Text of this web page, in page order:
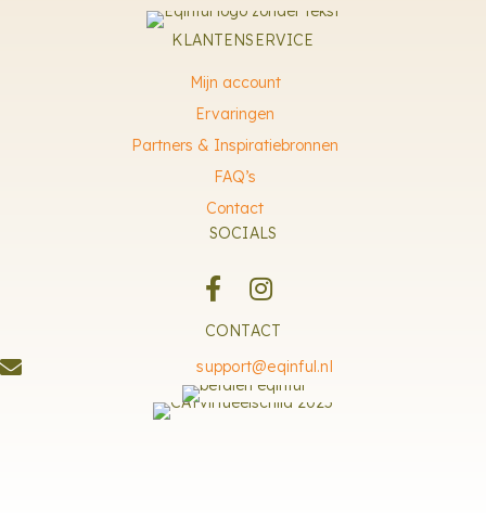
KLANTENSERVICE
Mijn account
Ervaringen
Partners & Inspiratiebronnen
FAQ’s
Contact
SOCIALS
CONTACT
support@eqinful.nl